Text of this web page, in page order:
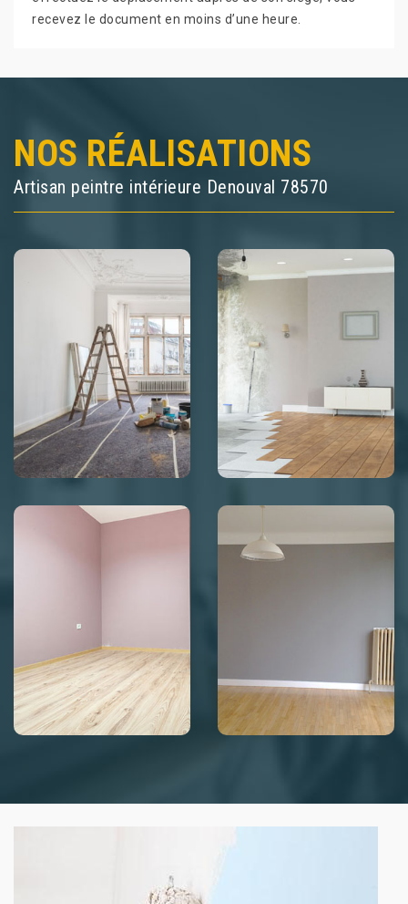
recevez le document en moins d’une heure.
NOS RÉALISATIONS
Artisan peintre intérieure Denouval 78570